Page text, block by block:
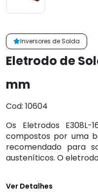
Inversores de Solda
Eletrodo de
mm
Cod: 10604
Os Eletrodos
compostos por uma
recomendado para
austeníticos. O
Ver Detalhes